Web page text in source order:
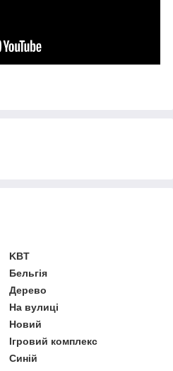
KBT
Бельгія
Дерево
На вулиці
Новий
Ігровий комплекс
Синій